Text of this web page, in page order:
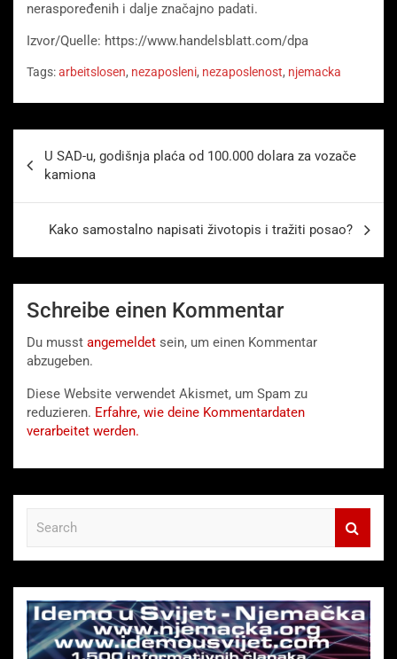
neraspoređenih i dalje značajno padati.
Izvor/Quelle: https://www.handelsblatt.com/dpa
Tags:arbeitslosen, nezaposleni, nezaposlenost, njemacka
U SAD-u, godišnja plaća od 100.000 dolara za vozače
kamiona
Kako samostalno napisati životopis i tražiti posao?
Schreibe einen Kommentar
Du musst angemeldet sein, um einen Kommentar
abzugeben.
Diese Website verwendet Akismet, um Spam zu
reduzieren. Erfahre, wie deine Kommentardaten
verarbeitet werden.
c
h